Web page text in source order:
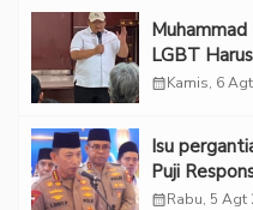
LGBT
Melindungi
calendar_monthKamis, 6
Isu
Puji
“Adem”
calendar_monthRabu, 5 Agt